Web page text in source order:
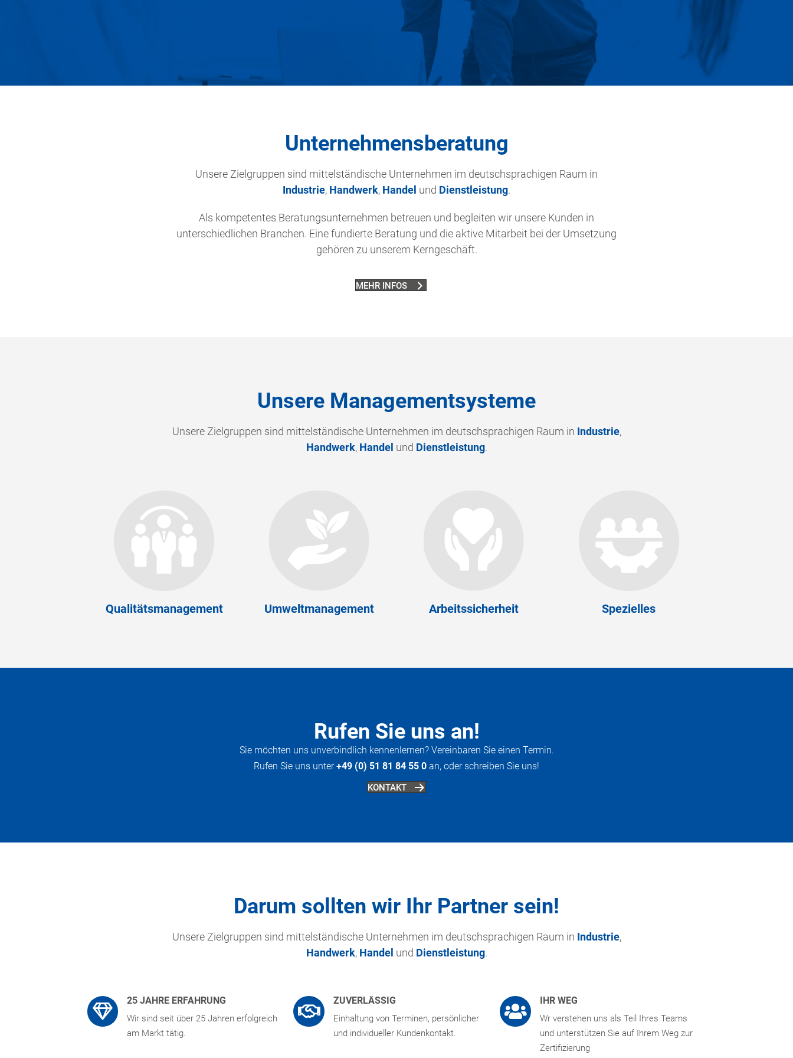
Unternehmensberatung
Unsere Zielgruppen sind mittelständische Unternehmen im deutschsprachigen Raum in
Industrie, Handwerk, Handel und Dienstleistung.
Als kompetentes Beratungsunternehmen betreuen und begleiten wir unsere Kunden in
unterschiedlichen Branchen. Eine fundierte Beratung und die aktive Mitarbeit bei der Umsetzung
gehören zu unserem Kerngeschäft.
MEHR INFOS
Unsere Managementsysteme
Unsere Zielgruppen sind mittelständische Unternehmen im deutschsprachigen Raum in Industrie,
Handwerk, Handel und Dienstleistung.
Qualitätsmanagement Umweltmanagement Arbeitssicherheit Spezielles
Rufen Sie uns an!
Sie möchten uns unverbindlich kennenlernen? Vereinbaren Sie einen Termin.
Rufen Sie uns unter+49 (0) 51 81 84 55 0 an, oder schreiben Sie uns!
KONTAKT
Darum sollten wir Ihr Partner sein!
Unsere Zielgruppen sind mittelständische Unternehmen im deutschsprachigen Raum in Industrie,
Handwerk, Handel und Dienstleistung.
25 JAHRE ERFAHRUNG
Wir sind seit über 25 Jahren erfolgreich
am Markt tätig.
ZUVERLÄSSIG
Einhaltung von Terminen, persönlicher
und individueller Kundenkontakt.
IHR WEG
Wr verstehen uns als Teil Ihres Teams
und unterstützen Sie auf Ihrem Weg zur
Zertifizierung